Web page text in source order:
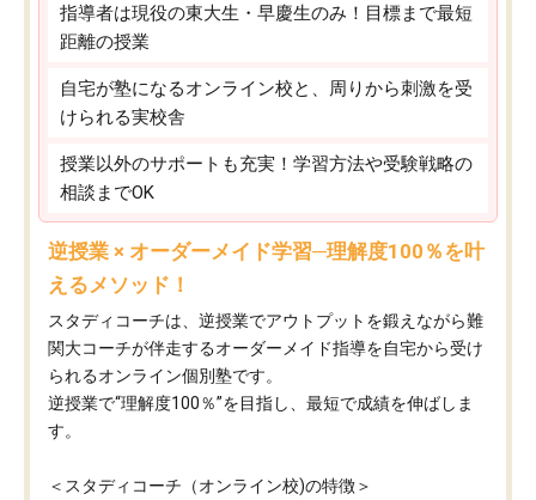
指導者は現役の東大生・早慶生のみ！目標まで最短
距離の授業
自宅が塾になるオンライン校と、周りから刺激を受
けられる実校舎
授業以外のサポートも充実！学習方法や受験戦略の
相談までOK
逆授業 × オーダーメイド学習─理解度100％を叶
えるメソッド！
スタディコーチは、逆授業でアウトプットを鍛えながら難
関大コーチが伴走するオーダーメイド指導を自宅から受け
られるオンライン個別塾です。
逆授業で“理解度100％”を目指し、最短で成績を伸ばしま
す。
＜スタディコーチ（オンライン校)の特徴＞